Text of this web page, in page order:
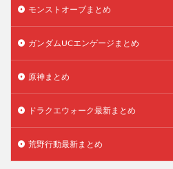
モンストオーブまとめ
ガンダムUCエンゲージまとめ
原神まとめ
ドラクエウォーク最新まとめ
荒野行動最新まとめ